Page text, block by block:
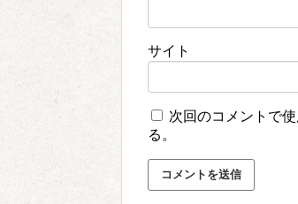
サイト
次回のコメントで
る。